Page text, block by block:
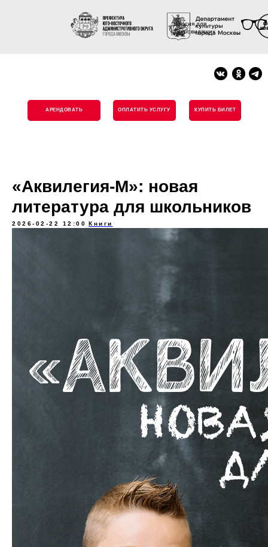
Версия для
слабовидящих
КУПИТЬ БИЛЕТ
АРЕНДОВАТЬ ОПЛАТИТЬ УСЛУГУ
«Аквилегия-М»: новая
литература для школьников
2026-02-22 12:00 Книги